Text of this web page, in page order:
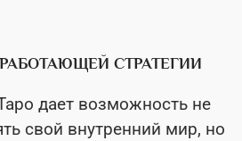
СТРАТЕГИИ
дает возможность не
свой внутренний мир, но